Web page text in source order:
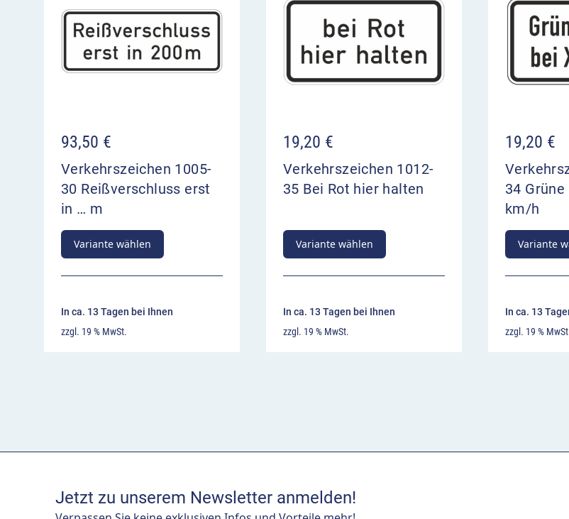
93,50 €
Verkehrszeichen 1005-
30 Reißverschluss erst
in … m
Variante wählen
In ca. 13 Tagen bei Ihnen
zzgl. 19 % MwSt.
19,20 €
Verkehrszeichen 1012-
35 Bei Rot hier halten
Variante wählen
In ca. 13 Tagen bei Ihnen
zzgl. 19 % MwSt.
19,20 €
34
km/h
Variante
In ca. 13
zzgl. 19 %
Jetzt zu unserem Newsletter anmelden!